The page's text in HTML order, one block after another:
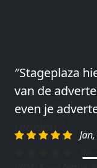
″Stageplaza
van de
even je
″Wij hebben
ervaringen
weet
regelen.″